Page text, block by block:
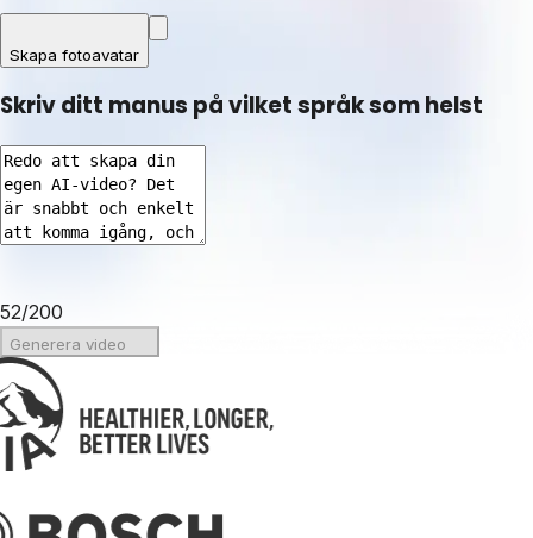
Skapa fotoavatar
Skriv ditt manus på vilket språk som helst
52/200
Generera video